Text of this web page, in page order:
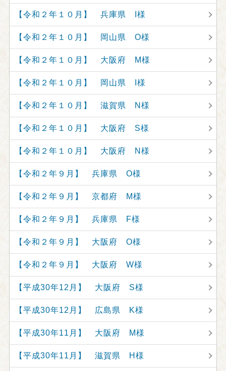
【令和２年１０月】 兵庫県 I様
【令和２年１０月】 岡山県 O様
【令和２年１０月】 大阪府 M様
【令和２年１０月】 岡山県 I様
【令和２年１０月】 滋賀県 N様
【令和２年１０月】 大阪府 S様
【令和２年１０月】 大阪府 N様
【令和２年９月】 兵庫県 O様
【令和２年９月】 京都府 M様
【令和２年９月】 兵庫県 F様
【令和２年９月】 大阪府 O様
【令和２年９月】 大阪府 W様
【平成30年12月】 大阪府 S様
【平成30年12月】 広島県 K様
【平成30年11月】 大阪府 M様
【平成30年11月】 滋賀県 H様